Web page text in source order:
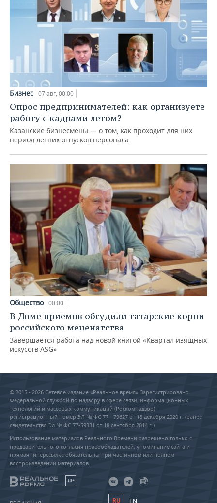
Бизнес 07 авг, 00:00
Опрос предпринимателей: как организуете
работу с кадрами летом?
Казанские бизнесмены — о том, как проходит для них
период летних отпусков персонала
Общество 00:00
В Доме приемов обсудили татарские корни
российского меценатства
Завершается работа над новой книгой «Квартал изящных
искусств ASG»
© 2015 - 2026 Сетевое издание «Реальное время» Зарегистрировано
Федеральной службой по надзору в сфере связи, информационных
технологий и массовых коммуникаций (Роскомнадзор) –
регистрационный номер ЭЛ № ФС 77 - 79627 от 18 декабря 2020 г. (ранее
свидетельство Эл № ФС 77-59331 от 18 сентября 2014 г.)
Использование материалов Реального Времени разрешено только с
предварительного согласия правообладателей, упоминание сайта и
прямая гиперссылка обязательны при частичном или полном
воспроизведении материалов.
18+
RU EN